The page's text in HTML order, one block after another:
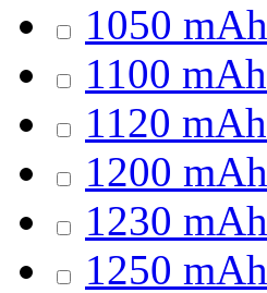
1050 mAh
1100 mAh
1120 mAh
1200 mAh
1230 mAh
1250 mAh